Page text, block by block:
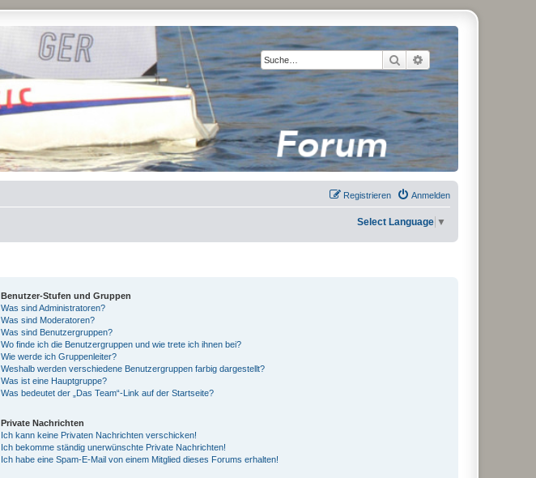
Suche Erweiterte Suche
Anmelden
Registrieren
Select Language ▼
Benutzer-Stufen und Gruppen
Was sind Administratoren?
Was sind Moderatoren?
Was sind Benutzergruppen?
Wo finde ich die Benutzergruppen und wie trete ich ihnen bei?
Wie werde ich Gruppenleiter?
Weshalb werden verschiedene Benutzergruppen farbig dargestellt?
Was ist eine Hauptgruppe?
Was bedeutet der „Das Team“-Link auf der Startseite?
Private Nachrichten
Ich kann keine Privaten Nachrichten verschicken!
Ich bekomme ständig unerwünschte Private Nachrichten!
Ich habe eine Spam-E-Mail von einem Mitglied dieses Forums erhalten!